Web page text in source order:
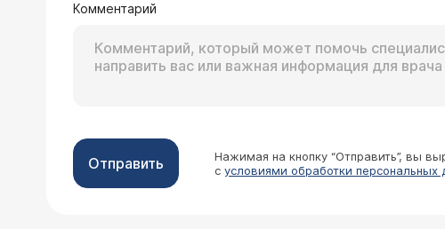
Комментарий
Отправить
Нажимая на кнопку “Отправить”, вы
с условиями обработки персональных